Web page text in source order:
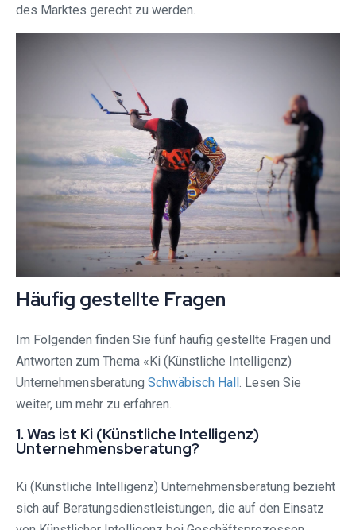
des Marktes gerecht zu werden.
Häufig gestellte Fragen
Im Folgenden finden Sie fünf häufig gestellte Fragen und
Antworten zum Thema «Ki (Künstliche Intelligenz)
Unternehmensberatung Schwäbisch Hall . Lesen Sie
weiter, um mehr zu erfahren.
1. Was ist Ki (Künstliche Intelligenz)
Unternehmensberatung?
Ki (Künstliche Intelligenz) Unternehmensberatung bezieht
sich auf Beratungsdienstleistungen, die auf den Einsatz